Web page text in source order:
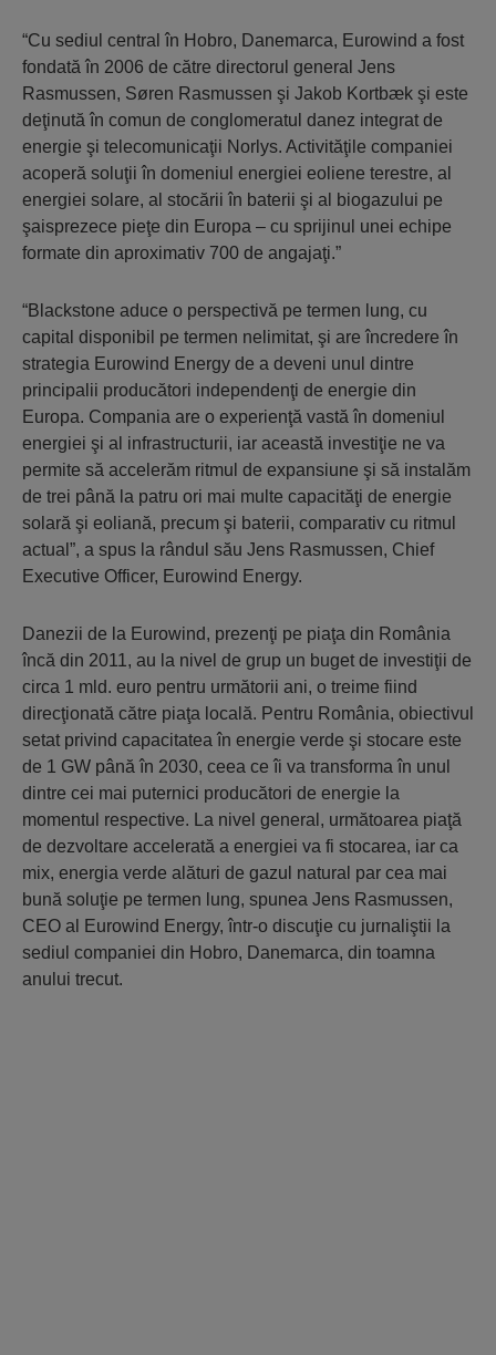
“Cu sediul central în Hobro, Danemarca, Eurowind a fost
fondată în 2006 de către directorul general Jens
Rasmussen, Søren Rasmussen şi Jakob Kortbæk şi este
deţinută în comun de conglomeratul danez integrat de
energie şi telecomunicaţii Norlys. Activităţile companiei
acoperă soluţii în domeniul energiei eoliene terestre, al
energiei solare, al stocării în baterii şi al biogazului pe
şaisprezece pieţe din Europa – cu sprijinul unei echipe
formate din aproximativ 700 de angajaţi.”
“Blackstone aduce o perspectivă pe termen lung, cu
capital disponibil pe termen nelimitat, şi are încredere în
strategia Eurowind Energy de a deveni unul dintre
principalii producători independenţi de energie din
Europa. Compania are o experienţă vastă în domeniul
energiei şi al infrastructurii, iar această investiţie ne va
permite să accelerăm ritmul de expansiune şi să instalăm
de trei până la patru ori mai multe capacităţi de energie
solară şi eoliană, precum şi baterii, comparativ cu ritmul
actual”, a spus la rândul său Jens Rasmussen, Chief
Executive Officer, Eurowind Energy.
Danezii de la Eurowind, prezenţi pe piaţa din România
încă din 2011, au la nivel de grup un buget de investiţii de
circa 1 mld. euro pentru următorii ani, o treime fiind
direcţionată către piaţa locală. Pentru România, obiectivul
setat privind capacitatea în energie verde şi stocare este
de 1 GW până în 2030, ceea ce îi va transforma în unul
dintre cei mai puternici producători de energie la
momentul respective. La nivel general, următoarea piaţă
de dezvoltare accelerată a energiei va fi stocarea, iar ca
mix, energia verde alături de gazul natural par cea mai
bună soluţie pe termen lung, spunea Jens Rasmussen,
CEO al Eurowind Energy, într-o discuţie cu jurnaliştii la
sediul companiei din Hobro, Danemarca, din toamna
anului trecut.